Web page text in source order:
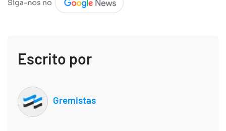
Escrito por
Gremistas